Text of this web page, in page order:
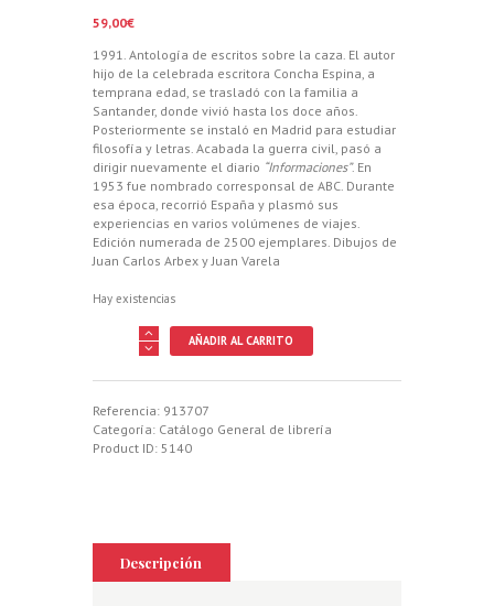
59,00€
1991. Antología de escritos sobre la caza. El autor
hijo de la celebrada escritora Concha Espina, a
temprana edad, se trasladó con la familia a
Santander, donde vivió hasta los doce años.
Posteriormente se instaló en Madrid para estudiar
filosofía y letras. Acabada la guerra civil, pasó a
dirigir nuevamente el diario “Informaciones”. En
1953 fue nombrado corresponsal de ABC. Durante
esa época, recorrió España y plasmó sus
experiencias en varios volúmenes de viajes.
Edición numerada de 2500 ejemplares. Dibujos de
Juan Carlos Arbex y Juan Varela
Hay existencias
EPISTOLARIO
DE
MONTERO
Y
AÑADIR AL CARRITO
Referencia: 913707
Categoría: Catálogo General de librería
Product ID: 5140
Descripción